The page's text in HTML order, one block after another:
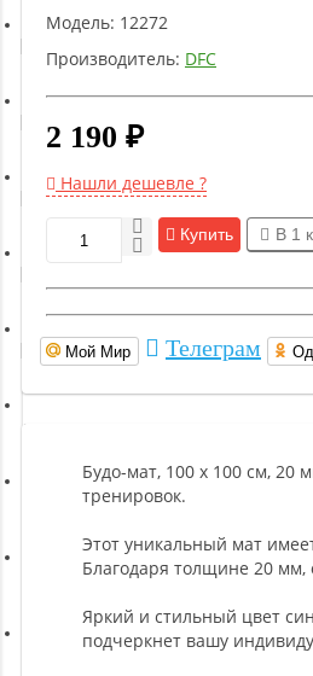
Аэробика и фитнес
Гимнастическое оборудование
Функциональный тренинг
Бокс и единоборства
Инверсионные столы
Легкая атлетика
Прочее оборудование
Ремни, Пояса и Упряжи
Модель: 12272
Производитель: DFC
2 190 ₽
Нашли дешевле ?
Купить В 1
Мой Мир Телеграм
Будо-мат, 100 x 100 см, 20
тренировок.
Этот уникальный мат
Благодаря толщине 20
Яркий и стильный цвет
подчеркнет вашу